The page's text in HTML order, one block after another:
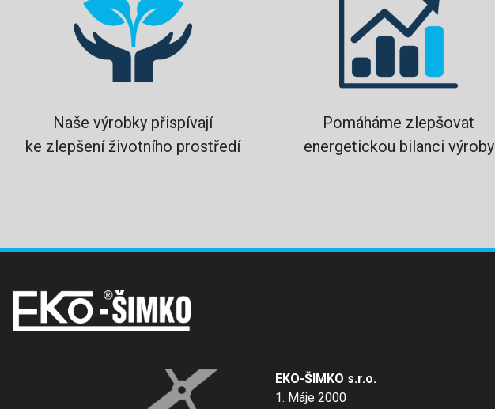
Naše výrobky přispívají
ke zlepšení životního prostředí
Pomáháme zlepšovat
energetickou bilanci výroby
EKO-ŠIMKO s.r.o.
1. Máje 2000